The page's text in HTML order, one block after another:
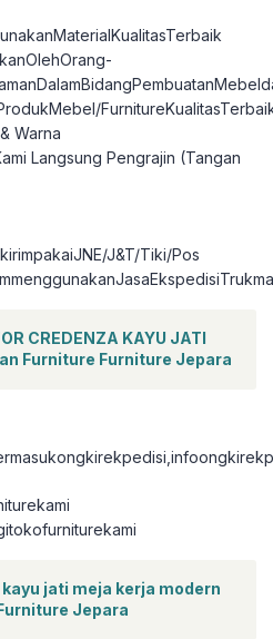
Warna
Langsung Pengrajin (Tangan
J&T/Tiki/Pos
CREDENZA KAYU JATI
Furniture Furniture Jepara
jati meja kerja modern
Jepara